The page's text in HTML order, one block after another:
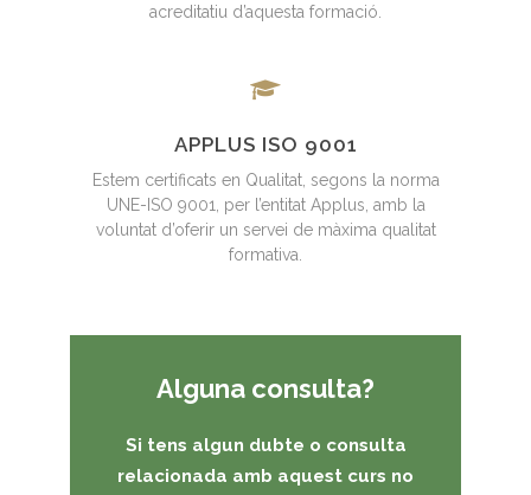
acreditatiu d’aquesta formació.
APPLUS ISO 9001
Estem certificats en Qualitat, segons la norma
UNE-ISO 9001, per l’entitat Applus, amb la
voluntat d’oferir un servei de màxima qualitat
formativa.
Alguna consulta?
Si tens algun dubte o consulta
relacionada amb aquest curs no